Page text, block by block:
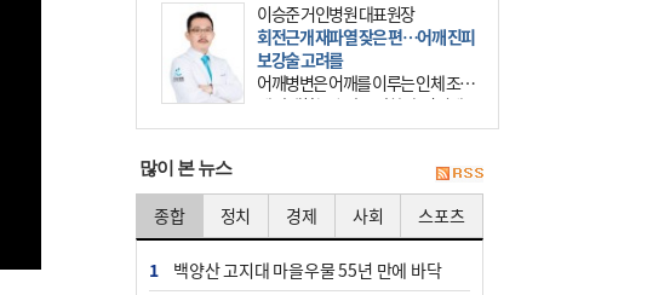
이승준 거인병원 대표원장
회전근개 재파열 잦은 편…어깨 진피
보강술 고려를
어깨병변은 어깨를 이루는 인체 조직
에 발생하는 손상을 말한다. 여기에
는 오십견과 회전근개 증후군, 어깨
많이 본 뉴스
종합 정치 경제 사회 스포츠
1
백양산 고지대 마을우물 55년 만에 바닥